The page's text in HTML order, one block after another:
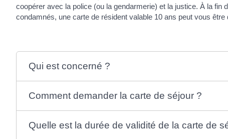
coopérer avec la police (ou la gendarmerie) et la justice. À la fin
condamnés, une carte de résident valable 10 ans peut vous être
Qui est concerné ?
Comment demander la carte de séjour ?
Quelle est la durée de validité de la carte de